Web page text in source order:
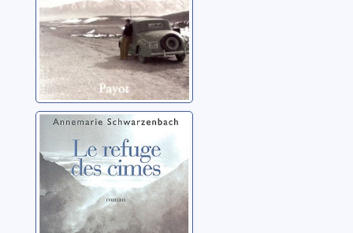
Le refuge des
cimes: [roman]
Schwarzenbach,
Annemarie